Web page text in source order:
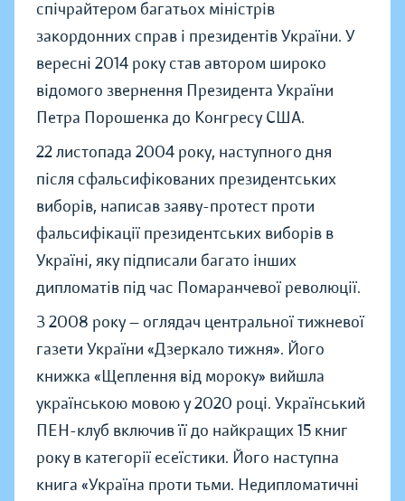
спічрайтером багатьох міністрів
закордонних справ і президентів України. У
вересні 2014 року став автором широко
відомого звернення Президента України
Петра Порошенка до Конгресу США.
22 листопада 2004 року, наступного дня
після сфальсифікованих президентських
виборів, написав заяву-протест проти
фальсифікації президентських виборів в
Україні, яку підписали багато інших
дипломатів під час Помаранчевої революції.
З 2008 року — оглядач центральної тижневої
газети України «Дзеркало тижня». Його
книжка «Щеплення від мороку» вийшла
українською мовою у 2020 році. Український
ПЕН-клуб включив її до найкращих 15 книг
року в категорії есеїстики. Його наступна
книга «Україна проти тьми. Недипломатичні